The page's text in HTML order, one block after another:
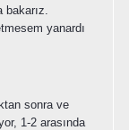
yanardı
sonra ve
1-2 arasında